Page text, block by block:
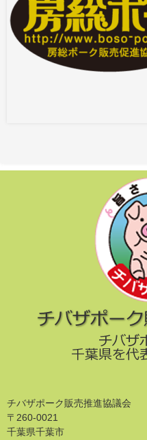
チバザポーク販売推進協議会
〒260-0021
千葉県千葉市